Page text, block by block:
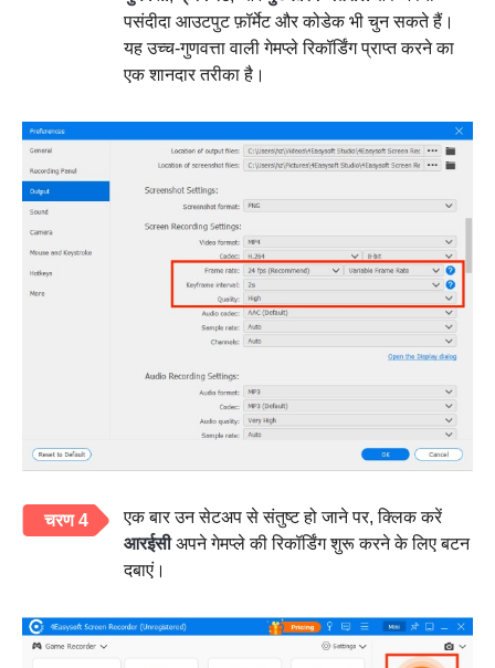
पसंदीदा आउटपुट फ़ॉर्मेट और कोडेक भी चुन सकते हैं।
यह उच्च-गुणवत्ता वाली गेमप्ले रिकॉर्डिंग प्राप्त करने का
एक शानदार तरीका है।
चरण 4
एक बार उन सेटअप से संतुष्ट हो जाने पर, क्लिक करें
आरईसीअपने गेमप्ले की रिकॉर्डिंग शुरू करने के लिए बटन
दबाएं।